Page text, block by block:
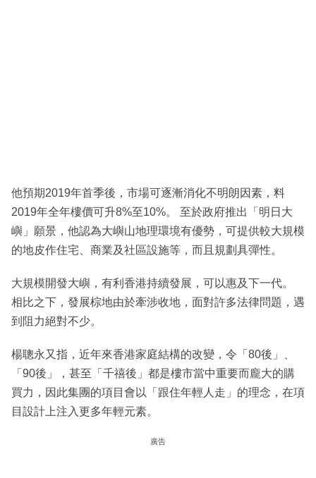
他預期2019年首季後，市場可逐漸消化不明朗因素，料
2019年全年樓價可升8%至10%。 至於政府推出「明日大
嶼」願景，他認為大嶼山地理環境有優勢，可提供較大規模
的地皮作住宅、商業及社區設施等，而且規劃具彈性。
大規模開發大嶼，有利香港持續發展，可以惠及下一代。
相比之下，發展棕地由於牽涉收地，面對許多法律問題，遇
到阻力絕對不少。
楊聰永又指，近年來香港家庭結構的改變，令「80後」、
「90後」，甚至「千禧後」都是樓市當中重要而龐大的購
買力，因此集團的項目會以「跟住年輕人走」的理念，在項
目設計上注入更多年輕元素。
廣告